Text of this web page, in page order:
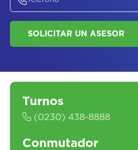
Turnos
(0230) 438-8888
Conmutador